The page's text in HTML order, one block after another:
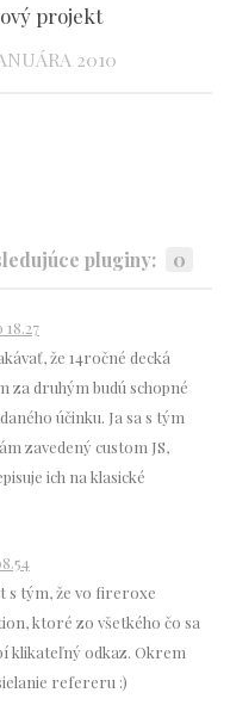
projekt
2010
pluginy:
0
že 14ročné decká
za druhým budú schopné
účinku. Ja sa s tým
zavedený custom JS,
ich na klasické
s tým, že vo fireroxe
ktoré zo všetkého čo sa
klikateľný odkaz. Okrem
refereru :)